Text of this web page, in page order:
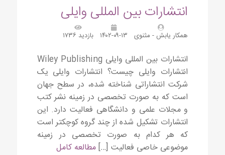
انتشارات بین المللی وایلی
همکار یابش - مثنوی ۱۴۰۲-۰۹-۱۳ بازدید ۱۷۳۶
انتشارات بین المللی وایلی Wiley Publishing
انتشارات وایلی چیست؟ انتشارات وایلی یک
شرکت انتشاراتی شناخته شده، در سطح جهان
است که به صورت تخصصی در زمینه نشر کتب
و مجلات علمی و دانشگاهی فعالیت دارد. این
انتشارات تشکیل شده از چند گروه کوچکتر است
که هر کدام به صورت تخصصی در زمینه
موضوعی خاصی فعالیت […]مطالعه کامل